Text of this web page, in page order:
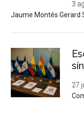
3
Jaume Montés Gerard
27